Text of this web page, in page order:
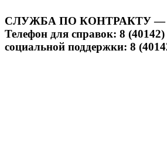
СЛУЖБА ПО КОНТРАКТУ —
Телефон для справок: 8
социальной поддержки: 8